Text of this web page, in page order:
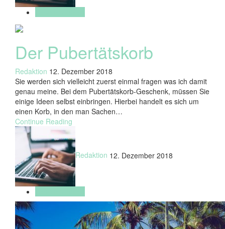
Der Pubertätskorb
Redaktion 12. Dezember 2018
Sie werden sich vielleicht zuerst einmal fragen was ich damit
genau meine. Bei dem Pubertätskorb-Geschenk, müssen Sie
einige Ideen selbst einbringen. Hierbei handelt es sich um
einen Korb, in den man Sachen…
Continue Reading
Redaktion 12. Dezember 2018